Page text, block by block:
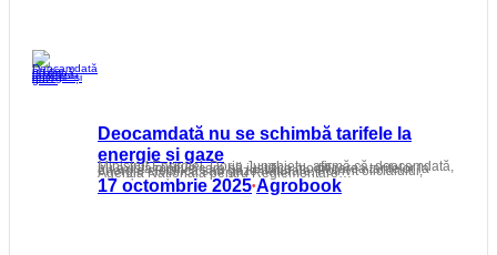
Deocamdată nu se schimbă tarifele la
energie și gaze
Ministrul Energiei, Dorin Junghietu, afirmă că, deocamdată, nu există motive care să justifice modificarea tarifelor la energie electrică sau gaze naturale. Potrivit oficialului, Agenția Națională pentru Reglementare…
17 octombrie 2025•Agrobook